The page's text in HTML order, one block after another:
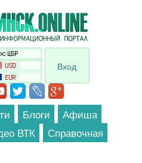
Вход
Блоги
Афиша
ВТК Справочная